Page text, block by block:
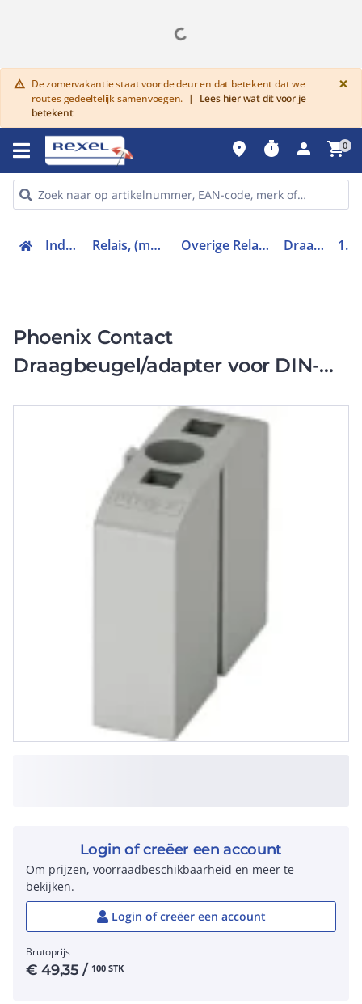
warning De zomervakantie staat voor de deur en dat betekent dat we
routes gedeeltelijk samenvoegen. |
Lees hier wat dit voor je
betekent
×
place timer person shopping_cart0
Industriele componenten Relais, (motor)beveiliging en magneetschakelaars Overige Relais, (motor)beveiliging en magneetschakelaars Draagbeugel adapter DIN-rail 1049503
Phoenix Contact
Draagbeugel/adapter voor DIN-
Login of creëer een account
Om prijzen, voorraadbeschikbaarheid en meer te
bekijken.
Login of creëer een account
Brutoprijs
€49,35 / 100 STK